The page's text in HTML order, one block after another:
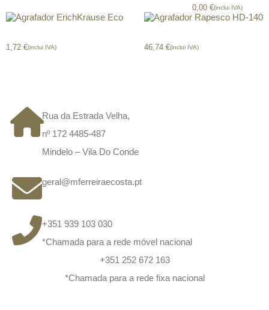
0,00 €(inclui IVA)
1,72 €(inclui IVA) 46,74 €(inclui IVA)
Rua da Estrada Velha,
nº 172 4485-487
Mindelo – Vila Do Conde
geral@mferreiraecosta.pt
+351 939 103 030
*Chamada para a rede móvel nacional
+351 252 672 163
*Chamada para a rede fixa nacional